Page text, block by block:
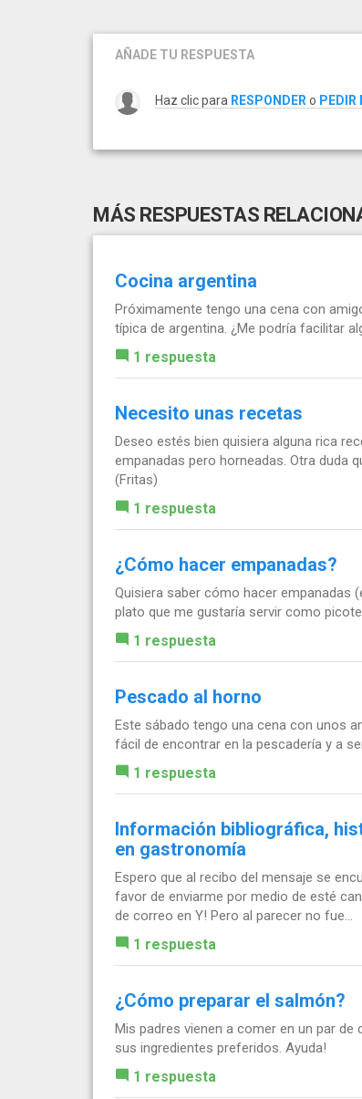
AÑADE TU RESPUESTA
Haz clic para RESPONDER o PEDIR
MÁS RESPUESTAS
Cocina argentina
Próximamente tengo una cena con
típica de argentina. ¿Me podría facilitar
1 respuesta
Necesito unas recetas
Deseo estés bien quisiera alguna rica
empanadas pero horneadas. Otra duda
(Fritas)
1 respuesta
¿Cómo hacer empanadas?
Quisiera saber cómo hacer empanadas
plato que me gustaría servir como
1 respuesta
Pescado al horno
Este sábado tengo una cena con unos
fácil de encontrar en la pescadería y a
1 respuesta
Información bibliográfica,
en gastronomía
Espero que al recibo del mensaje se
favor de enviarme por medio de esté
de correo en Y! Pero al parecer no fue...
1 respuesta
¿Cómo preparar el salmón?
Mis padres vienen a comer en un par
sus ingredientes preferidos. Ayuda!
1 respuesta